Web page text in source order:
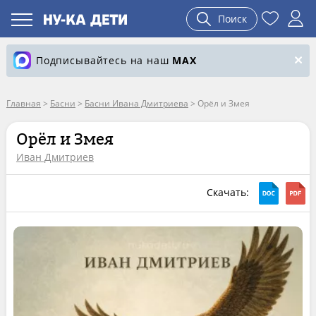
Поиск
Подписывайтесь на наш MAX
Главная > Басни > Басни Ивана Дмитриева > Орёл и Змея
Орёл и Змея
Иван Дмитриев
Скачать: